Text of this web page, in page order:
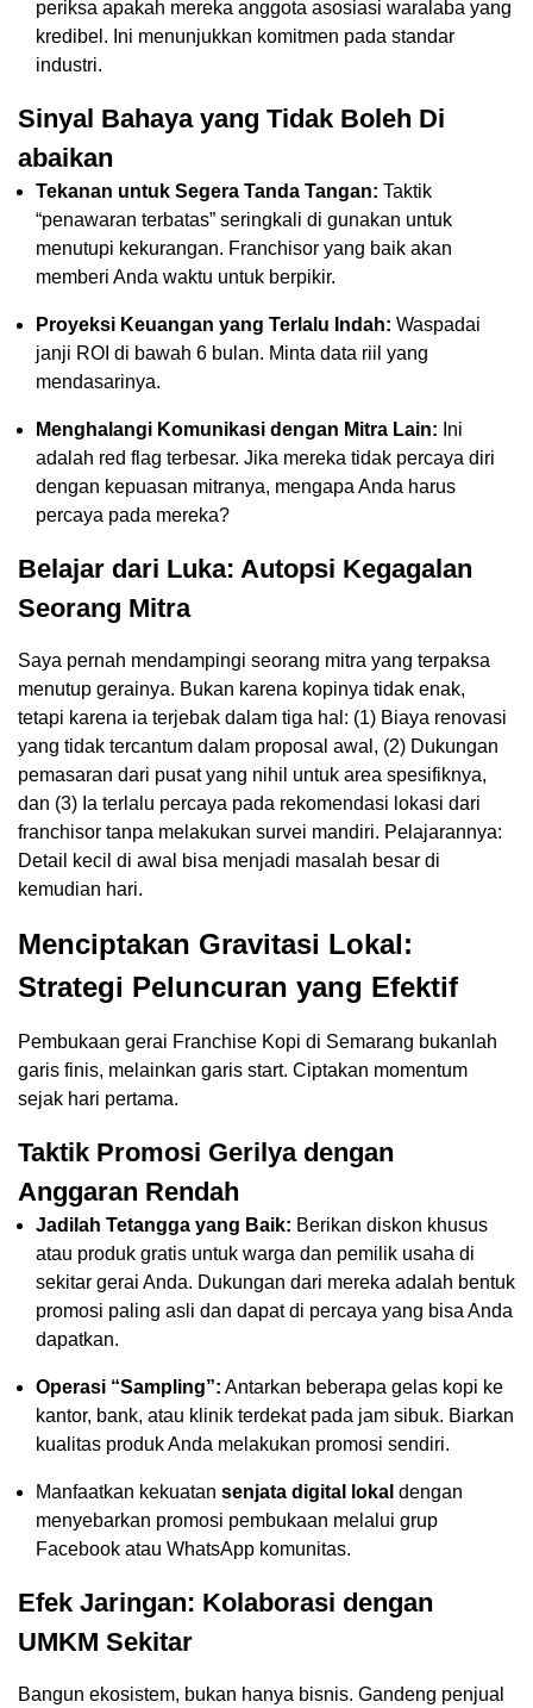
periksa apakah mereka anggota asosiasi waralaba yang
kredibel. Ini menunjukkan komitmen pada standar
industri.
Sinyal Bahaya yang Tidak Boleh Di
abaikan
Tekanan untuk Segera Tanda Tangan: Taktik
“penawaran terbatas” seringkali di gunakan untuk
menutupi kekurangan. Franchisor yang baik akan
memberi Anda waktu untuk berpikir.
Proyeksi Keuangan yang Terlalu Indah: Waspadai
janji ROI di bawah 6 bulan. Minta data riil yang
mendasarinya.
Menghalangi Komunikasi dengan Mitra Lain: Ini
adalah red flag terbesar. Jika mereka tidak percaya diri
dengan kepuasan mitranya, mengapa Anda harus
percaya pada mereka?
Belajar dari Luka: Autopsi Kegagalan
Seorang Mitra
Saya pernah mendampingi seorang mitra yang terpaksa
menutup gerainya. Bukan karena kopinya tidak enak,
tetapi karena ia terjebak dalam tiga hal: (1) Biaya renovasi
yang tidak tercantum dalam proposal awal, (2) Dukungan
pemasaran dari pusat yang nihil untuk area spesifiknya,
dan (3) Ia terlalu percaya pada rekomendasi lokasi dari
franchisor tanpa melakukan survei mandiri. Pelajarannya:
Detail kecil di awal bisa menjadi masalah besar di
kemudian hari.
Menciptakan Gravitasi Lokal:
Strategi Peluncuran yang Efektif
Pembukaan gerai Franchise Kopi di Semarang bukanlah
garis finis, melainkan garis start. Ciptakan momentum
sejak hari pertama.
Taktik Promosi Gerilya dengan
Anggaran Rendah
Jadilah Tetangga yang Baik: Berikan diskon khusus
atau produk gratis untuk warga dan pemilik usaha di
sekitar gerai Anda. Dukungan dari mereka adalah bentuk
promosi paling asli dan dapat di percaya yang bisa Anda
dapatkan.
Operasi “Sampling”: Antarkan beberapa gelas kopi ke
kantor, bank, atau klinik terdekat pada jam sibuk. Biarkan
kualitas produk Anda melakukan promosi sendiri.
Manfaatkan kekuatan senjata digital lokal dengan
menyebarkan promosi pembukaan melalui grup
Facebook atau WhatsApp komunitas.
Efek Jaringan: Kolaborasi dengan
UMKM Sekitar
Bangun ekosistem, bukan hanya bisnis. Gandeng penjual